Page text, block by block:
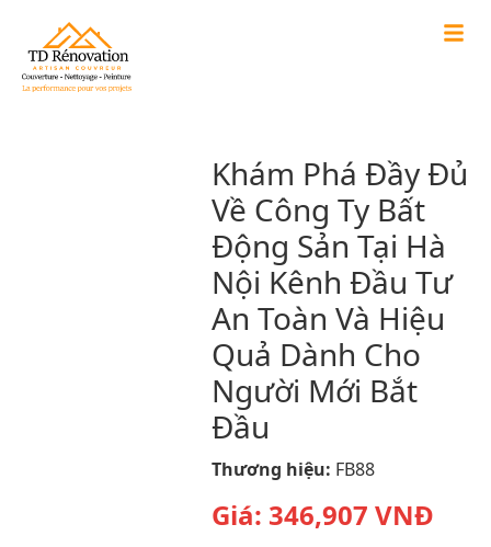
Khám Phá Đầy Đủ
Về Công Ty Bất
Động Sản Tại Hà
Nội Kênh Đầu Tư
An Toàn Và Hiệu
Quả Dành Cho
Người Mới Bắt
Đầu
Thương hiệu: FB88
Giá: 346,907 VNĐ